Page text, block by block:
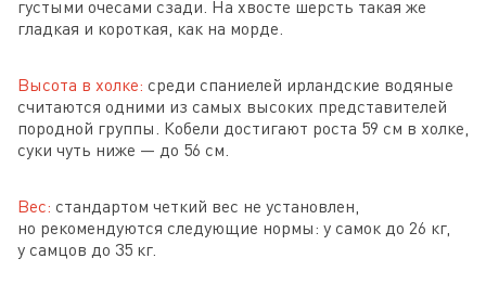
густыми очесами сзади. На хвосте шерсть такая же
гладкая и короткая, как на морде.
Высота в холке: среди спаниелей ирландские водяные
считаются одними из самых высоких представителей
породной группы. Кобели достигают роста 59 см в холке,
суки чуть ниже — до 56 см.
Вес: стандартом четкий вес не установлен,
но рекомендуются следующие нормы: у самок до 26 кг,
у самцов до 35 кг.